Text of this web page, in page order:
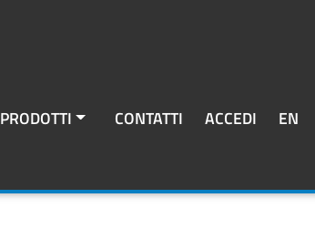
PRODOTTI CONTATTI ACCEDI EN